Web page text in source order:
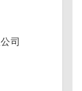
司